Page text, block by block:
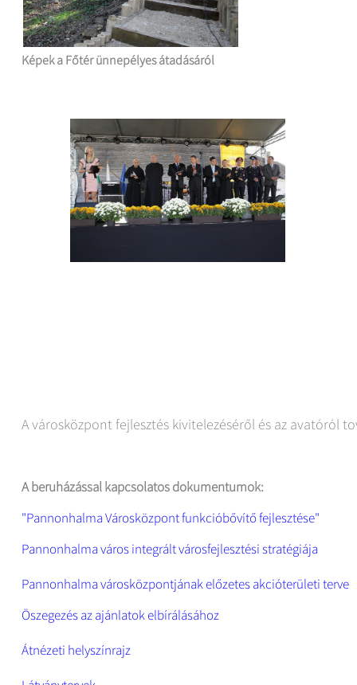
Képek a Főtér ünnepélyes átadásáról
A városközpont fejlesztés kivitelezéséről és az avatóról
A beruházással kapcsolatos dokumentumok:
"Pannonhalma Városközpont funkcióbővítő fejlesztése"
Pannonhalma város integrált városfejlesztési stratégiája
Pannonhalma városközpontjának előzetes akcióterületi terve
Öszegezés az ajánlatok elbírálásához
Átnézeti helyszínrajz